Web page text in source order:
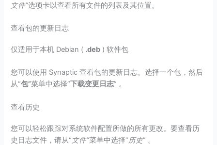
文件”选项卡以查看所有文件的列表及其位置。
查看包的更新日志
仅适用于本机 Debian ( .deb ) 软件包
您可以使用 Synaptic 查看包的更新日志。选择一个包，然后
从“包”菜单中选择“下载变更日志” 。
查看历史
您可以轻松跟踪对系统软件配置所做的所有更改。要查看历
史日志文件，请从“文件”菜单中选择“历史” 。